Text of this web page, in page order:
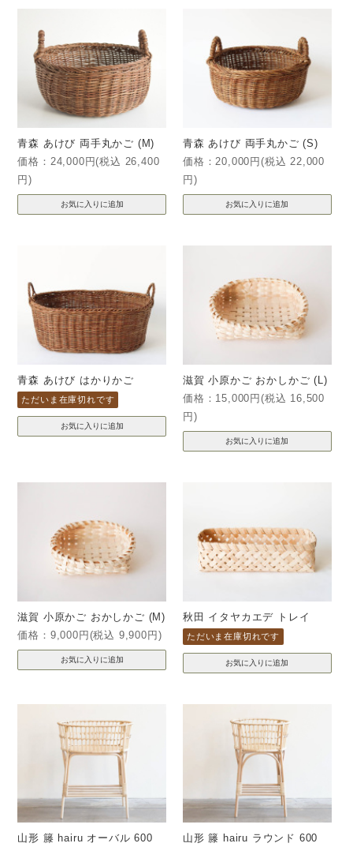
青森 あけび 両手丸かご (M)
価格：24,000円(税込 26,400
円)
青森 あけび 両手丸かご (S)
価格：20,000円(税込 22,000
円)
青森 あけび はかりかご
ただいま在庫切れです
滋賀 小原かご おかしかご (L)
価格：15,000円(税込 16,500
円)
滋賀 小原かご おかしかご (M)
価格：9,000円(税込 9,900円)
秋田 イタヤカエデ トレイ
ただいま在庫切れです
山形 籐 hairu オーバル 600 山形 籐 hairu ラウンド 600